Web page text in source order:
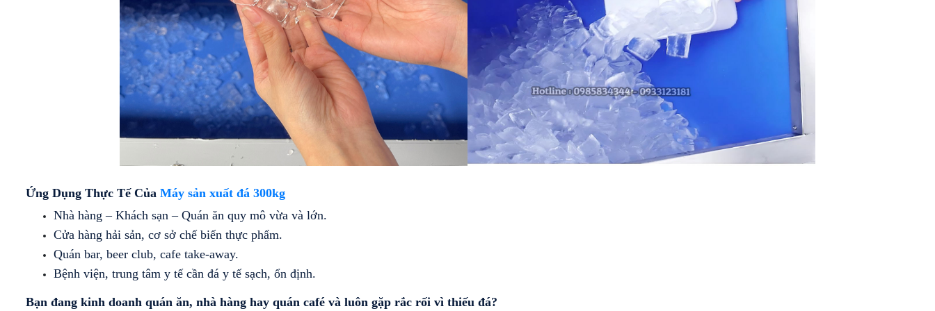
BÁNH
KEM
KÍNH
CONG
TỦ
TRƯNG
BÀY
BÁNH
KEM
MỞ
TRƯỚC
TRƯNG
BÀY
DẠNG
HỞ
[MÁY
NÉN
NGOÀI]
TỦ
TRƯNG
SIÊU THỊ
CHUYÊN
DỤNG
Ứng Dụng Thực Tế Của Máy sản xuất đá 300kg
Nhà hàng – Khách sạn – Quán ăn quy mô vừa và lớn.
Cửa hàng hải sản, cơ sở chế biến thực phẩm.
Quán bar, beer club, cafe take-away.
Bệnh viện, trung tâm y tế cần đá y tế sạch, ổn định.
Bạn đang kinh doanh quán ăn, nhà hàng hay quán café và luôn gặp rắc rối vì thiếu đá?